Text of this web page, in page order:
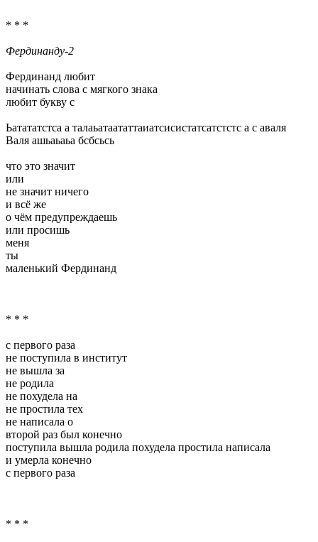
* * *
Фердинанду-2
Фердинанд любит
начинать слова с мягкого знака
любит букву с
Ьатататстса а талаьатаататтаиатсисистатсатстстс а с аваля
Валя ашьаьаьа бсбсьсь
что это значит
или
не значит ничего
и всё же
о чём предупреждаешь
или просишь
меня
ты
маленький Фердинанд
* * *
с первого раза
не поступила в институт
не вышла за
не родила
не похудела на
не простила тех
не написала о
второй раз был конечно
поступила вышла родила похудела простила написала
и умерла конечно
с первого раза
* * *